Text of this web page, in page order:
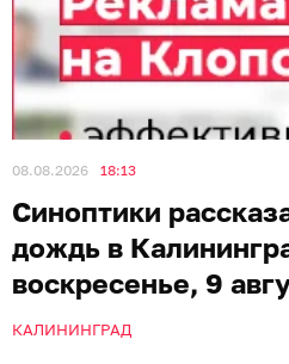
08.08.2026 18:13
Синоптики
дождь в
воскресенье, 9
КАЛИНИНГРАД